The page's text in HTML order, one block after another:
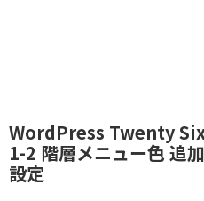
WordPress Twenty
1-2 階層メニュー色 追
設定